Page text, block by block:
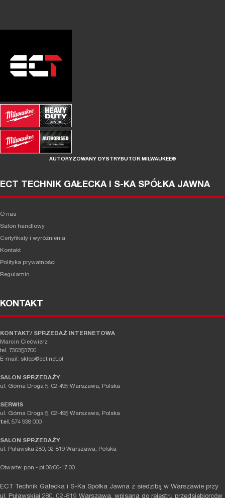
AUTORYZOWANY DYSTRYBUTOR MILWAUKEE®
ECT TECHNIK GAŁECKA I S-KA SPÓŁKA JAWNA
O nas
Salon handlowy
Certyfikaty i wyróżnienia
Kontakt
Polityka prywatności
Regulamin
KONTAKT
KONTAKT/ SPRZEDAŻ INTERNETOWA
Marcin Ciećwierz
tel. 730353700
E-mail: sklep@ect.net.pl
SALON SPRZEDAŻY
ul. Górna Droga 5, 02-495 Warszawa, Polska
SERWIS
ul. Górna Droga 5, 02-495 Warszawa, Polska
tel. 574 938 000
SALON SPRZEDAŻY
ul. Puławska 280, 02-819 Warszawa, Polska
Otwarte: pon - pt 08:00-17:00
ECT Technik Gałecka i S-Ka Spółka Jawna z siedzibą w Warszawie przy
ul. Puławskiej 280, 02-819 Warszawa, wpisana do rejestru przedsiębiorców